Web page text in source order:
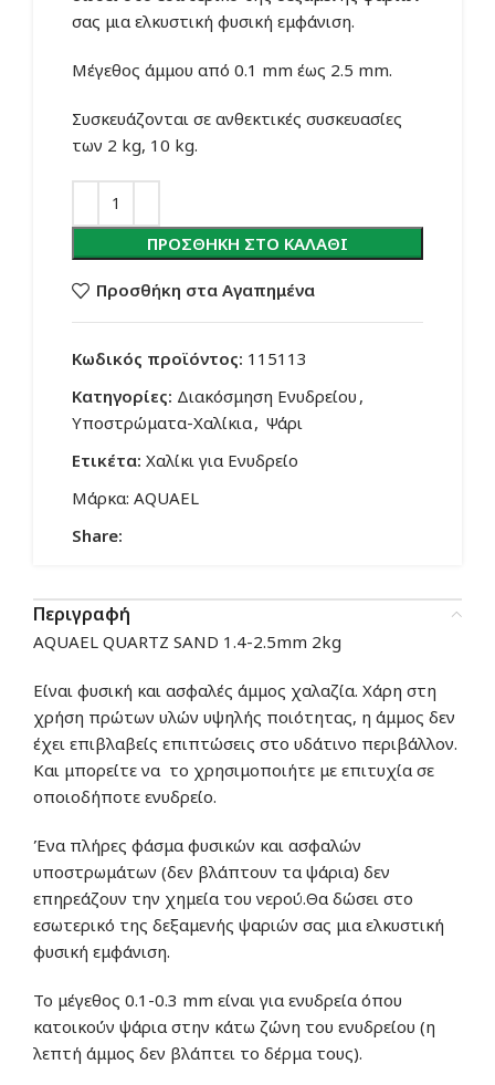
σας μια ελκυστική φυσική εμφάνιση.
Μέγεθος άμμου από 0.1 mm έως 2.5 mm.
Συσκευάζονται σε ανθεκτικές συσκευασίες
των 2 kg, 10 kg.
ΠΡΟΣΘΉΚΗ ΣΤΟ ΚΑΛΆΘΙ
Προσθήκη στα Αγαπημένα
Κωδικός προϊόντος: 115113
Κατηγορίες: Διακόσμηση Ενυδρείου ,
Υποστρώματα-Χαλίκια, Ψάρι
Ετικέτα: Χαλίκι για Ενυδρείο
Μάρκα: AQUAEL
Share:
Περιγραφή
AQUAEL QUARTZ SAND 1.4-2.5mm 2kg
Είναι φυσική και ασφαλές άμμος χαλαζία. Χάρη στη
χρήση πρώτων υλών υψηλής ποιότητας, η άμμος δεν
έχει επιβλαβείς επιπτώσεις στο υδάτινο περιβάλλον.
Και μπορείτε να το χρησιμοποιήτε με επιτυχία σε
οποιοδήποτε ενυδρείο.
Ένα πλήρες φάσμα φυσικών και ασφαλών
υποστρωμάτων (δεν βλάπτουν τα ψάρια) δεν
επηρεάζουν την χημεία του νερού.Θα δώσει στο
εσωτερικό της δεξαμενής ψαριών σας μια ελκυστική
φυσική εμφάνιση.
Το μέγεθος 0.1-0.3 mm είναι για ενυδρεία όπου
κατοικούν ψάρια στην κάτω ζώνη του ενυδρείου (η
λεπτή άμμος δεν βλάπτει το δέρμα τους).